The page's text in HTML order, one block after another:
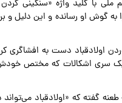
با کلید واژه «سنگینی کردن
به گوش او رسانده و این دلیل و
اولادقباد دست به افشاگری
سری اشکالات که مختص خودش
گفته که «اولادقباد